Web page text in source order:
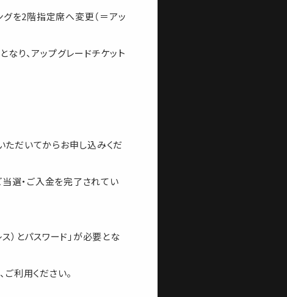
を2階指定席へ変更（＝アッ
り、アップグレードチケット
ただいてからお申し込みくだ
選・ご入金を完了されてい
）とパスワード」が必要とな
利用ください。